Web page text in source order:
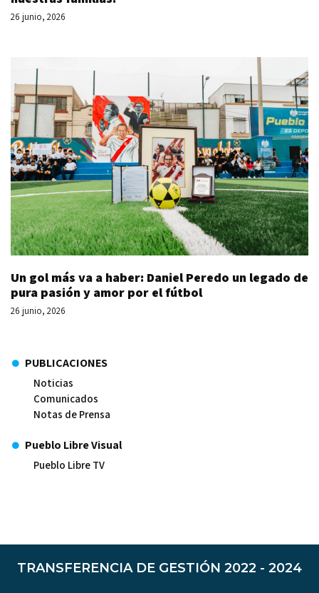
26 junio, 2026
Un gol más va a haber: Daniel Peredo un legado de
pura pasión y amor por el fútbol
26 junio, 2026
PUBLICACIONES
Noticias
Comunicados
Notas de Prensa
Pueblo Libre Visual
Pueblo Libre TV
TRANSFERENCIA DE GESTIÓN 2022 - 2024